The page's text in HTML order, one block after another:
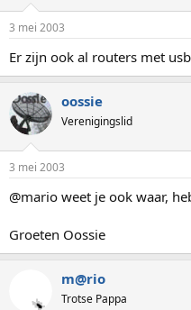
3 mei 2003
Er zijn ook al routers met
oossie
Verenigingslid
3 mei 2003
@mario weet je ook waar,
Groeten Oossie
m@rio
Trotse Pappa